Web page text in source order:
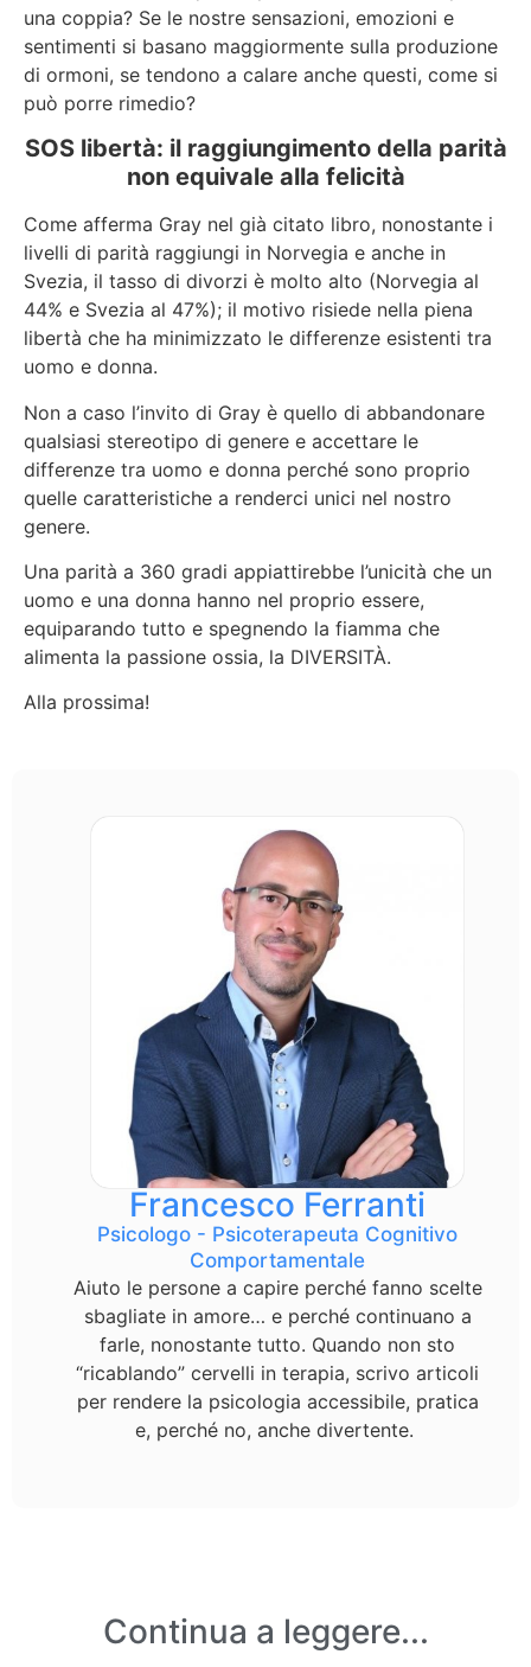
una coppia? Se le nostre sensazioni, emozioni e
sentimenti si basano maggiormente sulla produzione
di ormoni, se tendono a calare anche questi, come si
può porre rimedio?
SOS libertà: il raggiungimento della parità
non equivale alla felicità
Come afferma Gray nel già citato libro, nonostante i
livelli di parità raggiungi in Norvegia e anche in
Svezia, il tasso di divorzi è molto alto (Norvegia al
44% e Svezia al 47%); il motivo risiede nella piena
libertà che ha minimizzato le differenze esistenti tra
uomo e donna.
Non a caso l’invito di Gray è quello di abbandonare
qualsiasi stereotipo di genere e accettare le
differenze tra uomo e donna perché sono proprio
quelle caratteristiche a renderci unici nel nostro
genere.
Una parità a 360 gradi appiattirebbe l’unicità che un
uomo e una donna hanno nel proprio essere,
equiparando tutto e spegnendo la fiamma che
alimenta la passione ossia, la DIVERSITÀ.
Alla prossima!
Francesco Ferranti
Psicologo - Psicoterapeuta Cognitivo
Comportamentale
Aiuto le persone a capire perché fanno scelte
sbagliate in amore… e perché continuano a
farle, nonostante tutto. Quando non sto
“ricablando” cervelli in terapia, scrivo articoli
per rendere la psicologia accessibile, pratica
e, perché no, anche divertente.
Continua a leggere...